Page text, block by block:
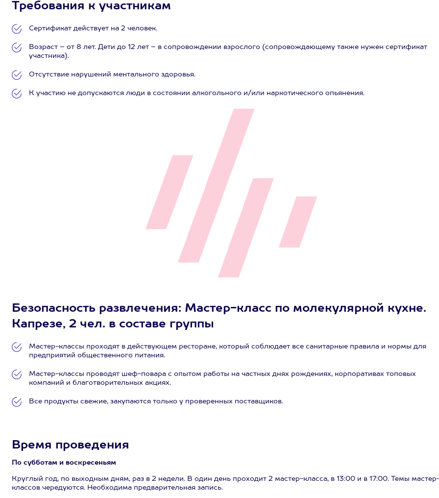
Требования к участникам
Сертификат действует на 2 человек.
Возраст – от 8 лет. Дети до 12 лет – в сопровождении взрослого (сопровождающему также нужен сертификат
участника).
Отсутствие нарушений ментального здоровья.
К участию не допускаются люди в состоянии алкогольного и/или наркотического опьянения.
Безопасность развлечения: Мастер-класс по молекулярной кухне.
Капрезе, 2 чел. в составе группы
Мастер-классы проходят в действующем ресторане, который соблюдает все санитарные правила и нормы для
предприятий общественного питания.
Мастер-классы проводят шеф-повара с опытом работы на частных днях рождениях, корпоративах топовых
компаний и благотворительных акциях.
Все продукты свежие, закупаются только у проверенных поставщиков.
Время проведения
По субботам и воскресеньям
Круглый год, по выходным дням, раз в 2 недели. В один день проходит 2 мастер-класса, в 13:00 и в 17:00. Темы
классов чередуются. Необходима предварительная запись.